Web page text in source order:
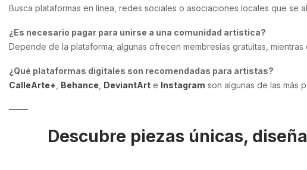
Busca plataformas en línea, redes sociales o asociaciones locales que se
¿Es necesario pagar para unirse a una comunidad artística?
Depende de la plataforma; algunas ofrecen membresías gratuitas,
¿Qué plataformas digitales son recomendadas para artistas?
CalleArte+, Behance, DeviantArt e Instagram son algunas de las más
Descubre piezas únicas,